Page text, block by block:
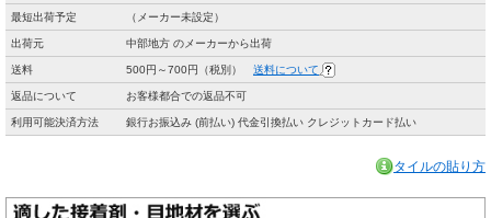
最短出荷予定 （メーカー未設定）
出荷元 中部地方 のメーカーから出荷
送料 500円～700円（税別） 送料について
返品について お客様都合での返品不可
利用可能決済方法 銀行お振込み (前払い) 代金引換払い クレジットカード払い
タイルの貼り方